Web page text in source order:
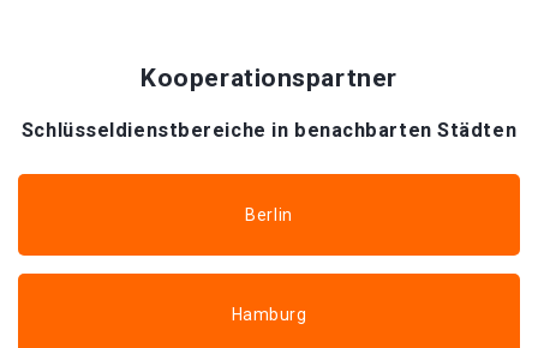
Kooperationspartner
Schlüsseldienstbereiche in benachbarten Städten
Berlin
Hamburg